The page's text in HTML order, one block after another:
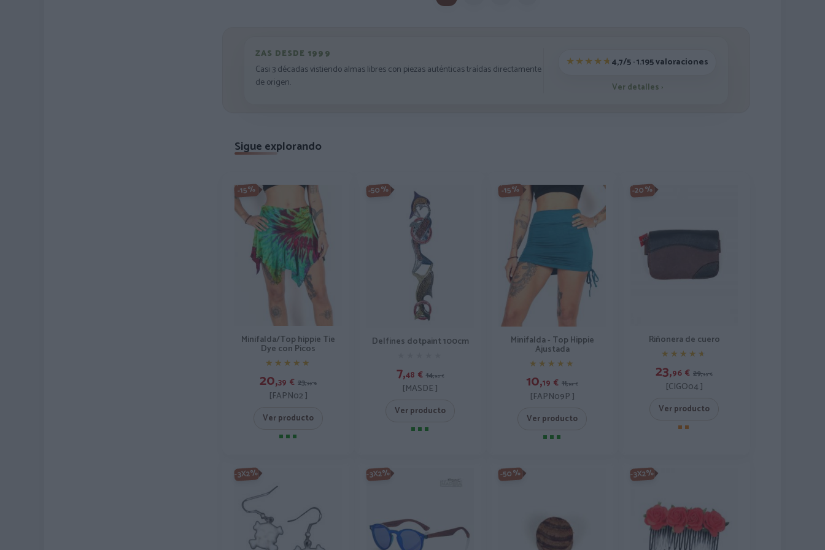
ZAS DESDE 1999
Casi 3 décadas vistiendo almas libres con piezas auténticas traídas directamente
de origen.
4,7/5 · 1.195 valoraciones
Ver detalles ›
Sigue explorando
-15%
Minifalda/Top hippie Tie
Dye con Picos
★★★★★
★★★★★
20,39 € 23,99 €
[FAPN02 ]
Ver producto
-50%
Delfines dotpaint 100cm
7,48 € 14,95 €
[MASDE ]
Ver producto
-15%
Minifalda - Top Hippie
Ajustada
★★★★★
★★★★★
10,19 € 11,99 €
[FAPN09P ]
Ver producto
-20%
Riñonera de cuero
★★★★★
★★★★★
23,96 € 29,95 €
[CIGO04 ]
Ver producto
-3X2% -3X2% -50% -3X2%